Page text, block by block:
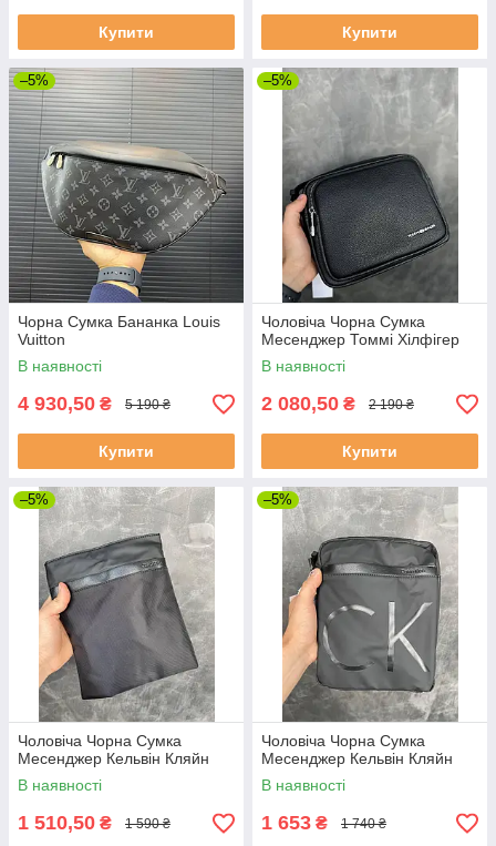
Купити Купити
–5%
Чорна Сумка Бананка Louis
Vuitton
В наявності
4 930,50 ₴ 5 190 ₴
Купити
–5%
Чоловіча Чорна Сумка
Месенджер Томмі Хілфігер
В наявності
2 080,50 ₴ 2 190 ₴
Купити
–5%
Чоловіча Чорна Сумка
Месенджер Кельвін Кляйн
В наявності
1 510,50 ₴ 1 590 ₴
–5%
Чоловіча Чорна Сумка
Месенджер Кельвін Кляйн
В наявності
1 653 ₴ 1 740 ₴